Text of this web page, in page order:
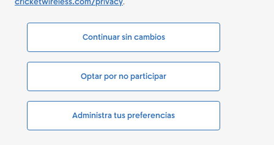
cricketwireless.com/privacy.
Continuar sin cambios
Optar por no participar
Administra tus preferencias